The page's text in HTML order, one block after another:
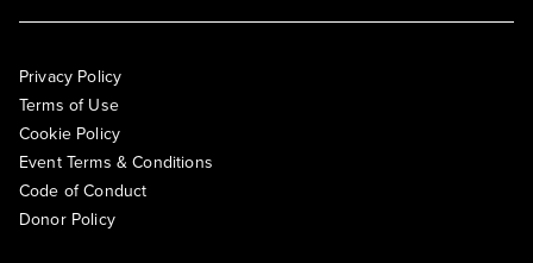
Privacy Policy
Terms of Use
Cookie Policy
Event Terms & Conditions
Code of Conduct
Donor Policy